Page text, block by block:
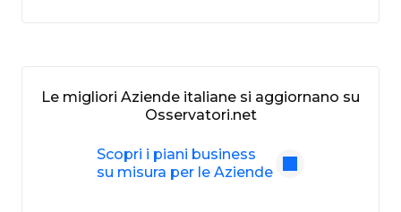
Le migliori Aziende italiane si aggiornano su
Osservatori.net
Scopri i piani business
su misura per le Aziende